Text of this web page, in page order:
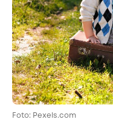
Foto: Pexels.com